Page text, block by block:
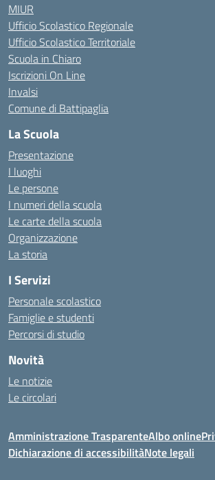
MIUR
Ufficio Scolastico Regionale
Ufficio Scolastico Territoriale
Scuola in Chiaro
Iscrizioni On Line
Invalsi
Comune di Battipaglia
La Scuola
Presentazione
I luoghi
Le persone
I numeri della scuola
Le carte della scuola
Organizzazione
La storia
I Servizi
Personale scolastico
Famiglie e studenti
Percorsi di studio
Novità
Le notizie
Le circolari
Amministrazione TrasparenteAlbo online
Dichiarazione di accessibilitàNote legali